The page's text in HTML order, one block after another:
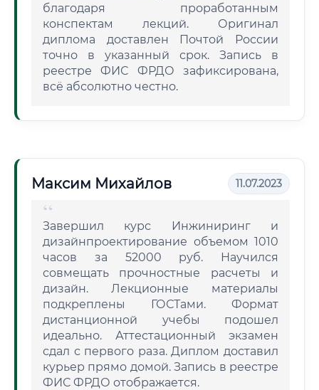
благодаря проработанным
конспектам лекций. Оригинал
диплома доставлен Почтой России
точно в указанный срок. Запись в
реестре ФИС ФРДО зафиксирована,
всё абсолютно честно.
Максим Михайлов 11.07.2023
Завершил курс Инжиниринг и
дизайнпроектирование объемом 1010
часов за 52000 руб. Научился
совмещать прочностные расчеты и
дизайн. Лекционные материалы
подкреплены ГОСТами. Формат
дистанционной учебы подошел
идеально. Аттестационный экзамен
сдал с первого раза. Диплом доставил
курьер прямо домой. Запись в реестре
ФИС ФРДО отображается.